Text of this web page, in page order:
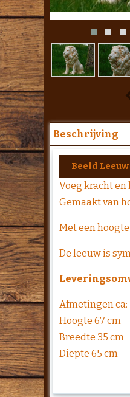
Beschrijving
Beeld
Voeg kracht
Gemaakt van
Met een
De leeuw is
Afmetingen ca:
Hoogte 67 cm
Breedte 35 cm
Diepte 65 cm